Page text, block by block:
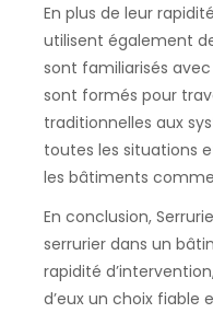
En plus de leur
utilisent également
sont familiarisés
sont formés pour
traditionnelles aux
toutes les situations
les bâtiments
En conclusion,
serrurier dans un
rapidité
d’eux un choix fiable